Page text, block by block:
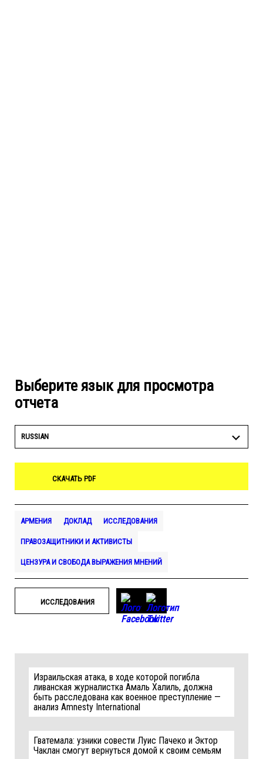
Выберите язык для просмотра
отчета
RUSSIAN
СКАЧАТЬ PDF
АРМЕНИЯ ДОКЛАД ИССЛЕДОВАНИЯ
ПРАВОЗАЩИТНИКИ И АКТИВИСТЫ
ЦЕНЗУРА И СВОБОДА ВЫРАЖЕНИЯ МНЕНИЙ
ИССЛЕДОВАНИЯ
Израильская атака, в ходе которой погибла
ливанская журналистка Амаль Халиль, должна
быть расследована как военное преступление —
анализ Amnesty International
Гватемала: узники совести Луис Пачеко и Эктор
Чаклан смогут вернуться домой к своим семьям